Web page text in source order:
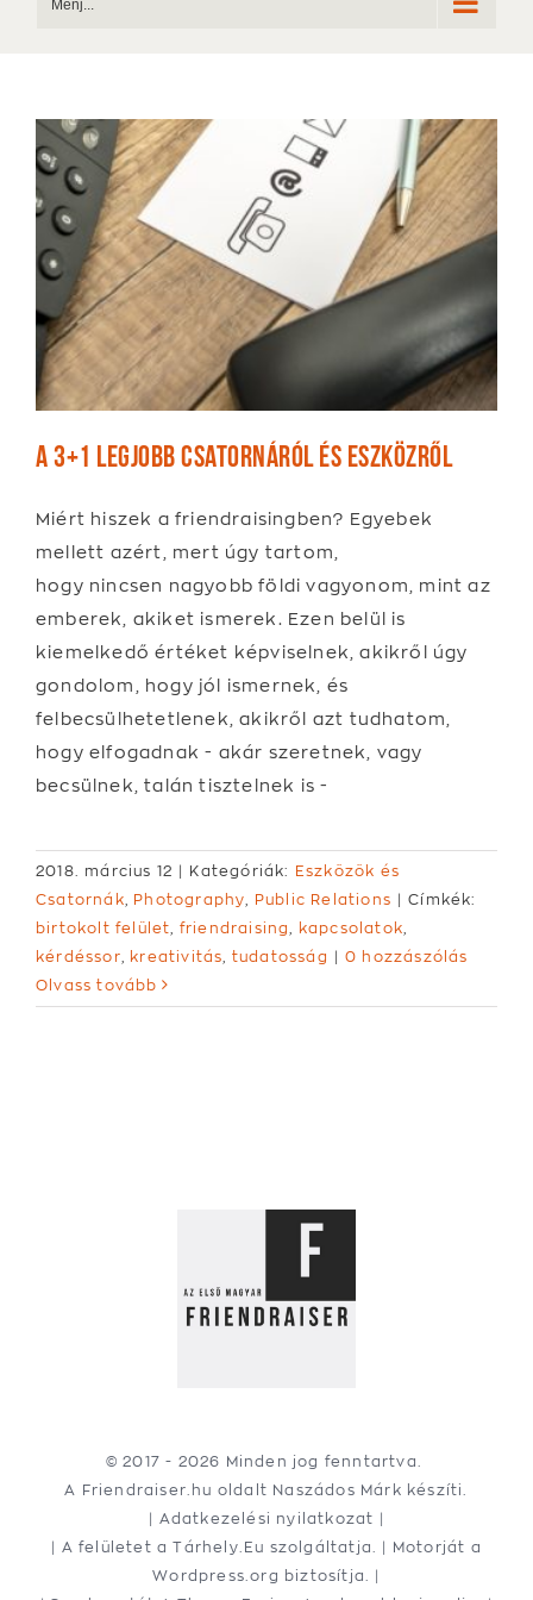
Menj...
A 3+1 legjobb csatornáról és eszközről
Miért hiszek a friendraisingben? Egyebek
mellett azért, mert úgy tartom,
hogy nincsen nagyobb földi vagyonom, mint az
emberek, akiket ismerek. Ezen belül is
kiemelkedő értéket képviselnek, akikről úgy
gondolom, hogy jól ismernek, és
felbecsülhetetlenek, akikről azt tudhatom,
hogy elfogadnak - akár szeretnek, vagy
becsülnek, talán tisztelnek is -
2018. március 12 | Kategóriák: Eszközök és
Csatornák
Photography Public Relations | Címkék:
birtokolt felület
friendraising kapcsolatok
kérdéssor
kreativitás tudatosság | 0 hozzászólás
Olvass tovább
© 2017 - 2026 Minden jog fenntartva.
A Friendraiser.hu oldalt Naszádos Márk készíti.
| Adatkezelési nyilatkozat |
| A felületet aTárhely.Eu szolgáltatja. | Motorját a
Wordpress.org
biztosítja. |